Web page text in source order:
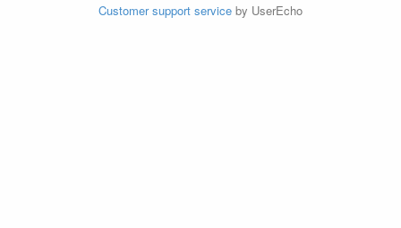
Customer support service by UserEcho